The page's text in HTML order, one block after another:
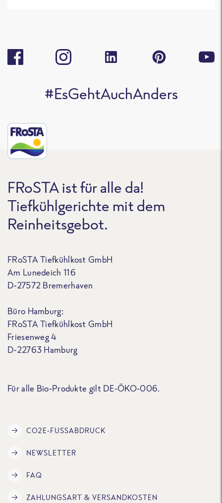
#EsGehtAuchAnders
FRoSTA ist für alle da!
Tiefkühlgerichte mit dem
Reinheitsgebot.
FRoSTA Tiefkühlkost GmbH
Am Lunedeich 116
D-27572 Bremerhaven
Büro Hamburg:
FRoSTA Tiefkühlkost GmbH
Friesenweg 4
D-22763 Hamburg
Für alle Bio-Produkte gilt DE-ÖKO-006.
CO2E-FUSSABDRUCK
NEWSLETTER
FAQ
ZAHLUNGSART & VERSANDKOSTEN